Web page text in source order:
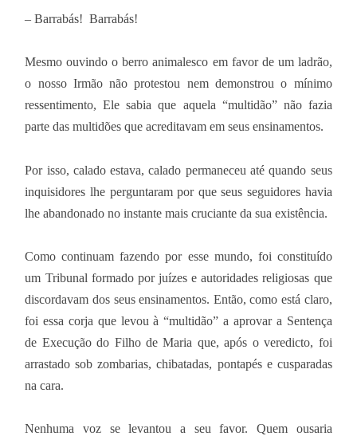
– Barrabás! Barrabás!
Mesmo ouvindo o berro animalesco em favor de um ladrão,
o nosso Irmão não protestou nem demonstrou o mínimo
ressentimento, Ele sabia que aquela “multidão” não fazia
parte das multidões que acreditavam em seus ensinamentos.
Por isso, calado estava, calado permaneceu até quando seus
inquisidores lhe perguntaram por que seus seguidores havia
lhe abandonado no instante mais cruciante da sua existência.
Como continuam fazendo por esse mundo, foi constituído
um Tribunal formado por juízes e autoridades religiosas que
discordavam dos seus ensinamentos. Então, como está claro,
foi essa corja que levou à “multidão” a aprovar a Sentença
de Execução do Filho de Maria que, após o veredicto, foi
arrastado sob zombarias, chibatadas, pontapés e cusparadas
na cara.
Nenhuma voz se levantou a seu favor. Quem ousaria